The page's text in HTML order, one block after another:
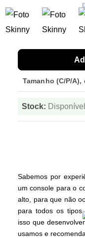
Tamanho (C/P/A),
Stock: Disponível
Sabemos por
um console para o
alto, para que não
para todos os
isso que
usamos e